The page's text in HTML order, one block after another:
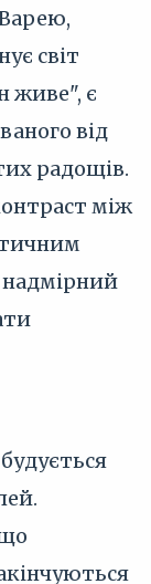
світ
живе", є
від
радощів.
між
надмірний